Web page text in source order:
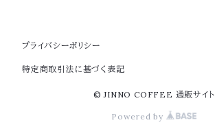
プライバシーポリシー
特定商取引法に基づく表記
© JINNO COFFEE 通販サイト
Powered by